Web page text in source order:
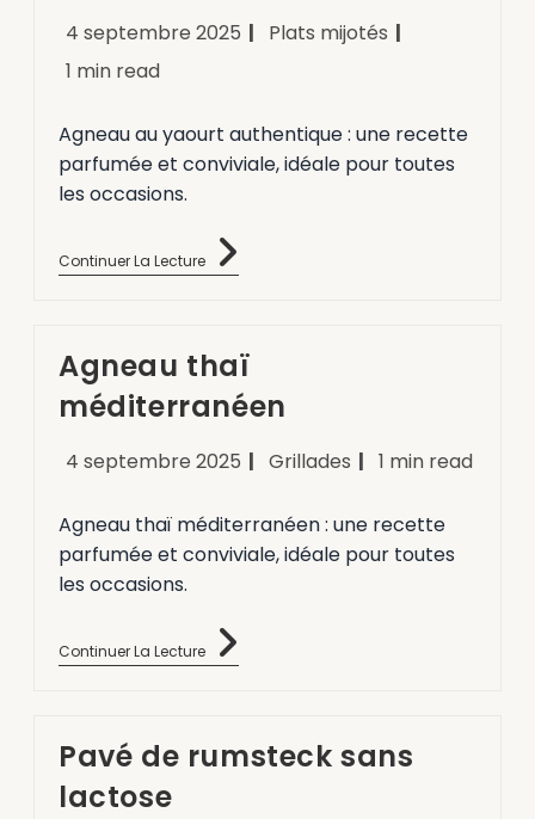
4 septembre 2025
Plats mijotés
1 min read
Agneau au yaourt authentique : une recette
parfumée et conviviale, idéale pour toutes
les occasions.
Continuer La Lecture
Agneau thaï
méditerranéen
4 septembre 2025 Grillades 1 min read
Agneau thaï méditerranéen : une recette
parfumée et conviviale, idéale pour toutes
les occasions.
Continuer La Lecture
Pavé de rumsteck sans
lactose